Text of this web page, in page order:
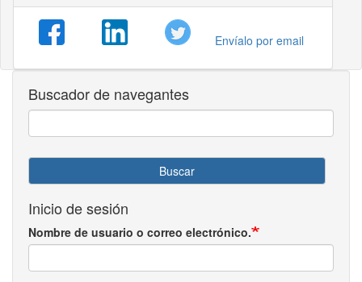
Envíalo por email
Buscador de navegantes
Buscar
Inicio de sesión
Nombre de usuario o correo electrónico.